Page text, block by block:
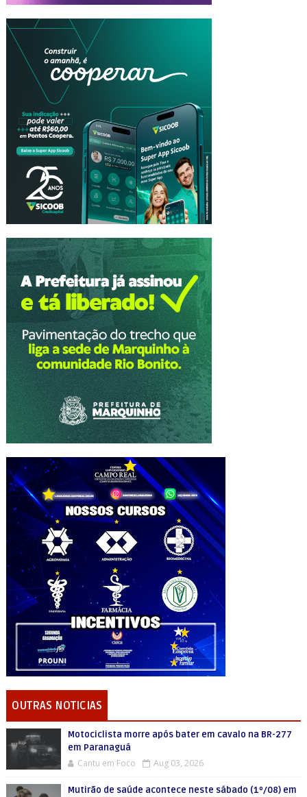
OUTRAS NOTICIAS
Motociclista morre após bater em cavalo na BR-277
em Paranaguá
Cantu em Foco Aug 03, 2026
Mutirão de saúde acontece neste sábado (1º/08) em